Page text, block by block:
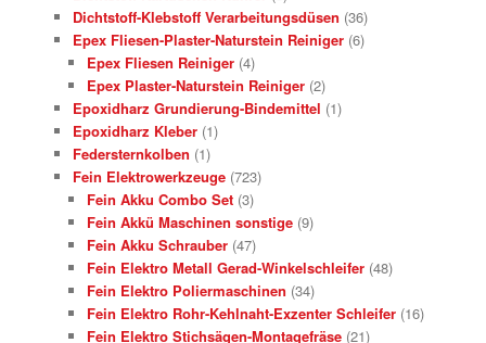
Dichtstoff-Klebstoff Verarbeitungsdüsen (36)
Epex Fliesen-Plaster-Naturstein Reiniger (6)
Epex Fliesen Reiniger (4)
Epex Plaster-Naturstein Reiniger (2)
Epoxidharz Grundierung-Bindemittel (1)
Epoxidharz Kleber (1)
Federsternkolben (1)
Fein Elektrowerkzeuge (723)
Fein Akku Combo Set (3)
Fein Akkü Maschinen sonstige (9)
Fein Akku Schrauber (47)
Fein Elektro Metall Gerad-Winkelschleifer (48)
Fein Elektro Poliermaschinen (34)
Fein Elektro Rohr-Kehlnaht-Exzenter Schleifer (16)
Fein Elektro Stichsägen-Montagefräse (21)